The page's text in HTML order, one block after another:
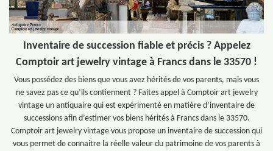
Inventaire de succession fiable et précis ? Appelez
Comptoir art jewelry vintage à Francs dans le 33570 !
Vous possédez des biens que vous avez hérités de vos parents, mais vous
ne savez pas ce qu’ils contiennent ? Faites appel à Comptoir art jewelry
vintage un antiquaire qui est expérimenté en matière d’inventaire de
successions afin d’estimer vos biens hérités à Francs dans le 33570.
Comptoir art jewelry vintage vous propose un inventaire de succession qui
vous permet de connaitre la réelle valeur du patrimoine de vos parents à